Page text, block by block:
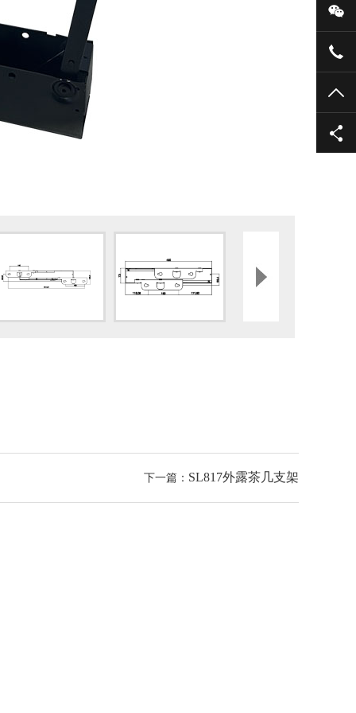
下一篇： SL817外露茶几支架
微